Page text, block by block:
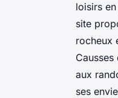
loisirs
site
rocheux
aux
ses